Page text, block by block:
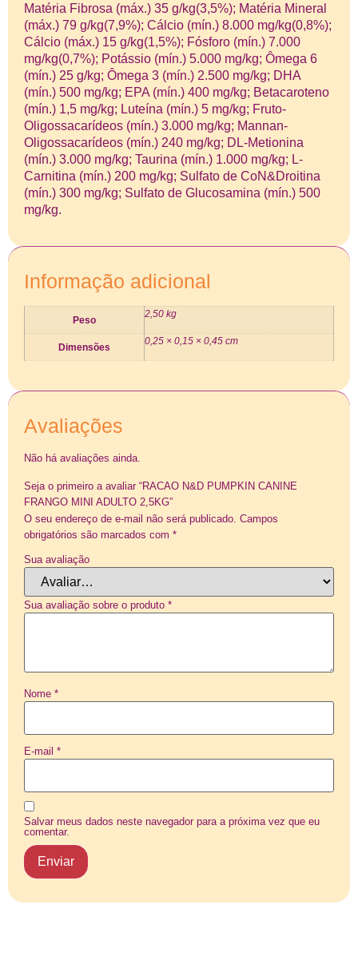
Matéria Fibrosa (máx.) 35 g/kg(3,5%); Matéria Mineral
(máx.) 79 g/kg(7,9%); Cálcio (mín.) 8.000 mg/kg(0,8%);
Cálcio (máx.) 15 g/kg(1,5%); Fósforo (mín.) 7.000
mg/kg(0,7%); Potássio (mín.) 5.000 mg/kg; Ômega 6
(mín.) 25 g/kg; Ômega 3 (mín.) 2.500 mg/kg; DHA
(mín.) 500 mg/kg; EPA (mín.) 400 mg/kg; Betacaroteno
(mín.) 1,5 mg/kg; Luteína (mín.) 5 mg/kg; Fruto-
Oligossacarídeos (mín.) 3.000 mg/kg; Mannan-
Oligossacarídeos (mín.) 240 mg/kg; DL-Metionina
(mín.) 3.000 mg/kg; Taurina (mín.) 1.000 mg/kg; L-
Carnitina (mín.) 200 mg/kg; Sulfato de CoN&Droitina
(mín.) 300 mg/kg; Sulfato de Glucosamina (mín.) 500
mg/kg.
Informação adicional
Peso
2,50 kg
Dimensões
0,25 × 0,15 × 0,45 cm
Avaliações
Não há avaliações ainda.
Seja o primeiro a avaliar “RACAO N&D PUMPKIN CANINE
FRANGO MINI ADULTO 2,5KG”
O seu endereço de e-mail não será publicado. Campos
obrigatórios são marcados com *
Sua avaliação
Sua avaliação sobre o produto *
Nome *
E-mail *
Salvar meus dados neste navegador para a próxima vez que eu
comentar.